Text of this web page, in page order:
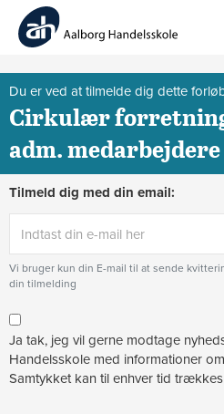
Du er ved at tilmelde dig dette
Cirkulær
adm. medarbejdere
Tilmeld dig med din email:
Vi bruger kun din E-mail til at sende
din tilmelding
Ja tak, jeg vil gerne modtage
Handelsskole med informationer
Samtykket kan til enhver tid